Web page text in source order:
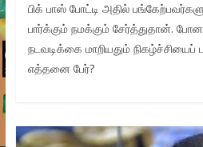
பிக் பாஸ் போட்டி அதில்
பார்க்கும் நமக்கும் சேர்த்துதான்.
நடவடிக்கை மாறியதும் நிகழ்ச்சியைப்
எத்தனை பேர்?